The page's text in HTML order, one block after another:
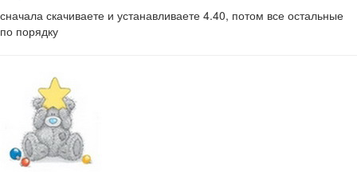
​сначала скачиваете и устанавливаете 4.40, потом все остальные
по порядку